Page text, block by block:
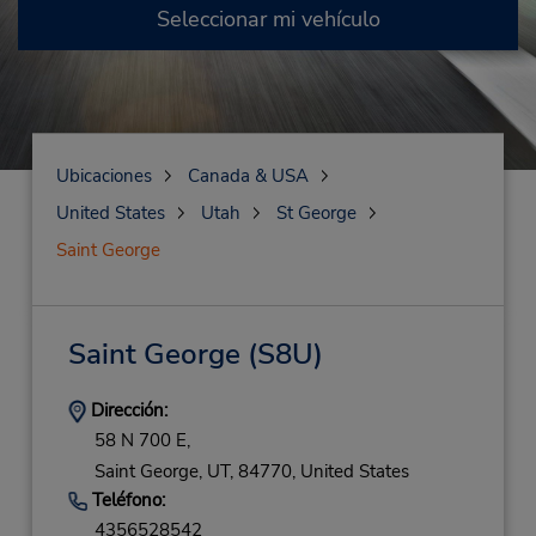
Seleccionar mi vehículo
Ubicaciones
Canada & USA
United States
Utah
St George
Saint George
Saint George (S8U)
Dirección:
58 N 700 E,
Saint George, UT, 84770, United States
Teléfono:
4356528542